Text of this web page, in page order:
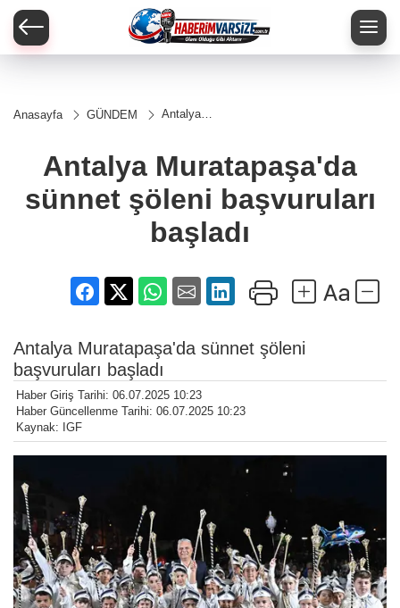
Anasayfa GÜNDEM
Antalya
başvuruları
başladı
Antalya Muratapaşa'da
sünnet şöleni başvuruları
başladı
Antalya Muratapaşa'da sünnet şöleni
başvuruları başladı
Haber Giriş Tarihi: 06.07.2025 10:23
Haber Güncellenme Tarihi: 06.07.2025 10:23
Kaynak: IGF